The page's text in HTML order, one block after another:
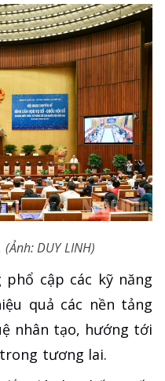
DUY LINH)
cập các kỹ năng
quả các nền tảng
nhân tạo, hướng tới
tương lai.